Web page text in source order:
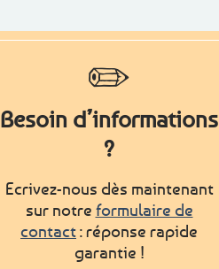
✏️
Besoin d’informations
?
Ecrivez-nous dès maintenant
sur notre formulaire de
contact: réponse rapide
garantie !